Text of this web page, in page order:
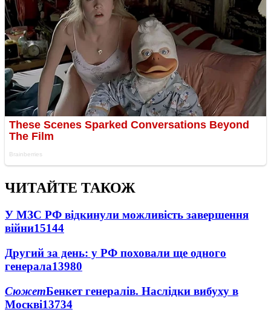
ЧИТАЙТЕ ТАКОЖ
У МЗС РФ відкинули можливість завершення
війни15144
Другий за день: у РФ поховали ще одного
генерала13980
СюжетБенкет генералів. Наслідки вибуху в
Москві13734